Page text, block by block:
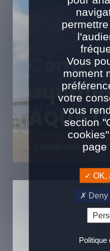
CONCEPTION
Centre
AQUA
Vous
moment
votre
vous
section
page
OK,
Deny
Politique